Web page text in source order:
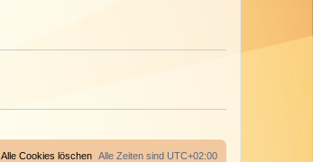
Alle Zeiten sind UTC+02:00
Alle Cookies löschen